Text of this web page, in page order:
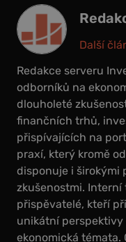
Redakce serveru
odborníků na
dlouholeté
finančních trhů,
přispívajících na
praxí, který kromě
disponuje i širokými
zkušenostmi.
přispěvatelé, kteří
unikátní
ekonomická témata.
Další